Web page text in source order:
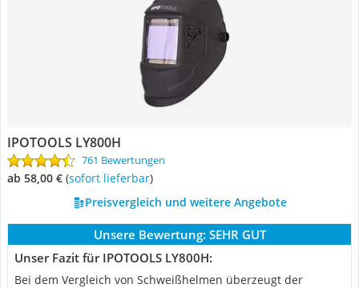
IPOTOOLS LY800H
761 Bewertungen
ab 58,00 € ( Sofort lieferbar)
Preisvergleich und weitere Angebote
Unsere Bewertung: SEHR GUT
Unser Fazit für IPOTOOLS LY800H:
Bei dem Vergleich von Schweißhelmen überzeugt der